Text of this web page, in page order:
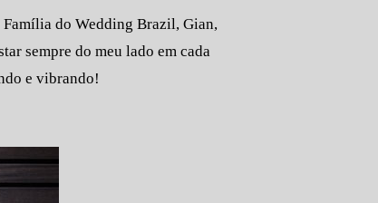
Família do Wedding Brazil, Gian,
sempre do meu lado em cada
e vibrando!